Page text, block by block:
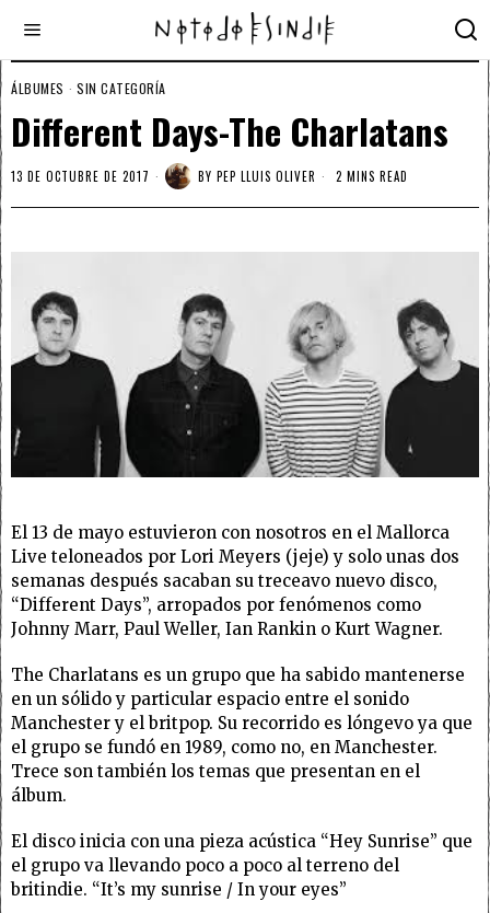
ÁLBUMES · SIN CATEGORÍA
Different Days-The Charlatans
13 DE OCTUBRE DE 2017 BY PEP LLUIS OLIVER 2 MINS READ
El 13 de mayo estuvieron con nosotros en el Mallorca
Live teloneados por Lori Meyers (jeje) y solo unas dos
semanas después sacaban su treceavo nuevo disco,
“Different Days”, arropados por fenómenos como
Johnny Marr, Paul Weller, Ian Rankin o Kurt Wagner.
The Charlatans es un grupo que ha sabido mantenerse
en un sólido y particular espacio entre el sonido
Manchester y el britpop. Su recorrido es lóngevo ya que
el grupo se fundó en 1989, como no, en Manchester.
Trece son también los temas que presentan en el
álbum.
El disco inicia con una pieza acústica “Hey Sunrise” que
el grupo va llevando poco a poco al terreno del
britindie. “It’s my sunrise / In your eyes”